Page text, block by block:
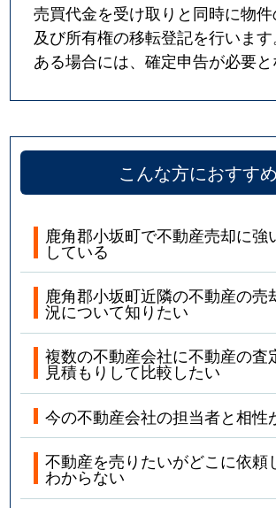
売買代金を受け取りと同時に物
及び所有権の移転登記を行いま
ある場合には、確定申告が必要と
こんな方におすすめ
鹿角郡小坂町で不動産売却に強
している
鹿角郡小坂町近隣の不動産の売
況について知りたい
複数の不動産会社に不動産の査
見積もりして比較したい
今の不動産会社の担当者と相性
不動産を売りたいがどこに依頼
わからない